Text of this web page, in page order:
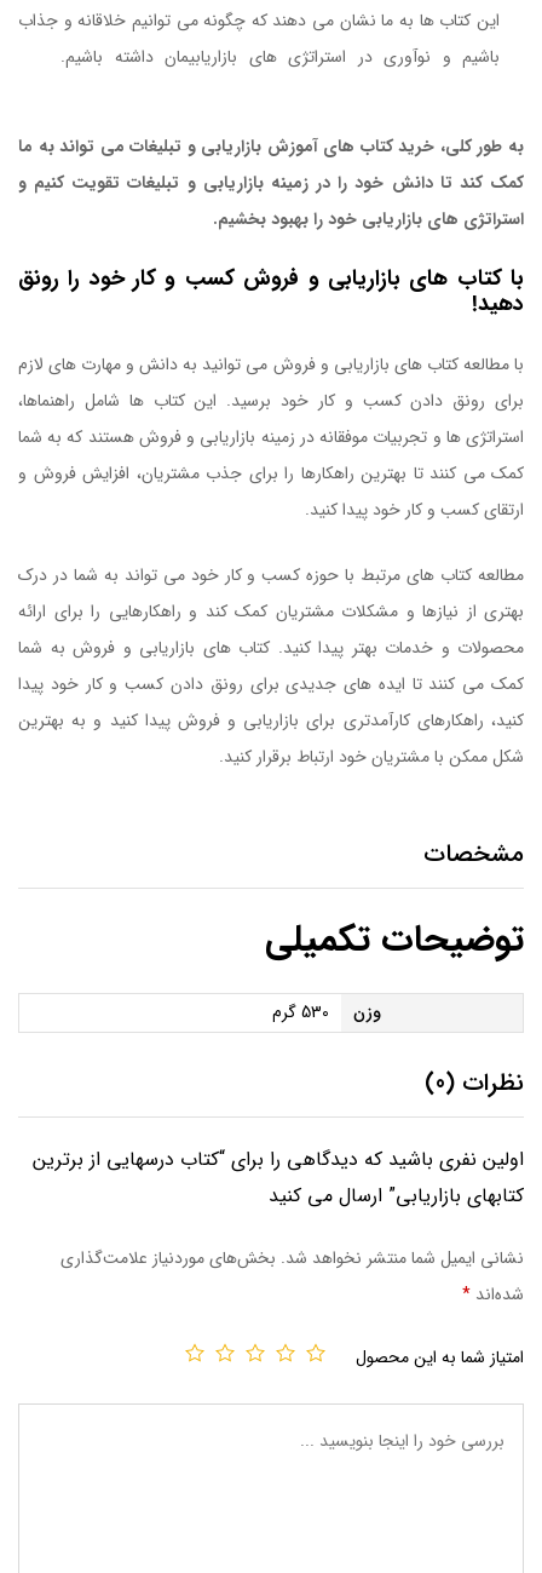
این کتاب ها به ما نشان می دهند که چگونه می توانیم خلاقانه و جذاب
باشیم و نوآوری در استراتژی های بازاریابیمان داشته باشیم.
به طور کلی، خرید کتاب های آموزش بازاریابی و تبلیغات می تواند به ما
کمک کند تا دانش خود را در زمینه بازاریابی و تبلیغات تقویت کنیم و
استراتژی های بازاریابی خود را بهبود بخشیم.
با کتاب های بازاریابی و فروش کسب و کار خود را رونق
دهید! کتاب درسهایی از برترین کتابهای بازاریابی
با مطالعه کتاب های بازاریابی و فروش می توانید به دانش و مهارت های لازم
برای رونق دادن کسب و کار خود برسید. این کتاب ها شامل راهنماها،
استراتژی ها و تجربیات موفقانه در زمینه بازاریابی و فروش هستند که به شما
کمک می کنند تا بهترین راهکارها را برای جذب مشتریان، افزایش فروش و
ارتقای کسب و کار خود پیدا کنید.
مطالعه کتاب های مرتبط با حوزه کسب و کار خود می تواند به شما در درک
بهتری از نیازها و مشکلات مشتریان کمک کند و راهکارهایی را برای ارائه
محصولات و خدمات بهتر پیدا کنید. کتاب های بازاریابی و فروش به شما
کمک می کنند تا ایده های جدیدی برای رونق دادن کسب و کار خود پیدا
کنید، راهکارهای کارآمدتری برای بازاریابی و فروش پیدا کنید و به بهترین
شکل ممکن با مشتریان خود ارتباط برقرار کنید.
مشخصات
توضیحات تکمیلی
وزن 530 گرم
نظرات (0)
اولین نفری باشید که دیدگاهی را برای “کتاب درسهایی از برترین
کتابهای بازاریابی” ارسال می کنید
نشانی ایمیل شما منتشر نخواهد شد. بخش‌های موردنیاز علامت‌گذاری
شده‌اند *
امتیاز شما به این محصول